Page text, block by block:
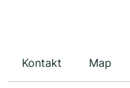
Kontakt Map